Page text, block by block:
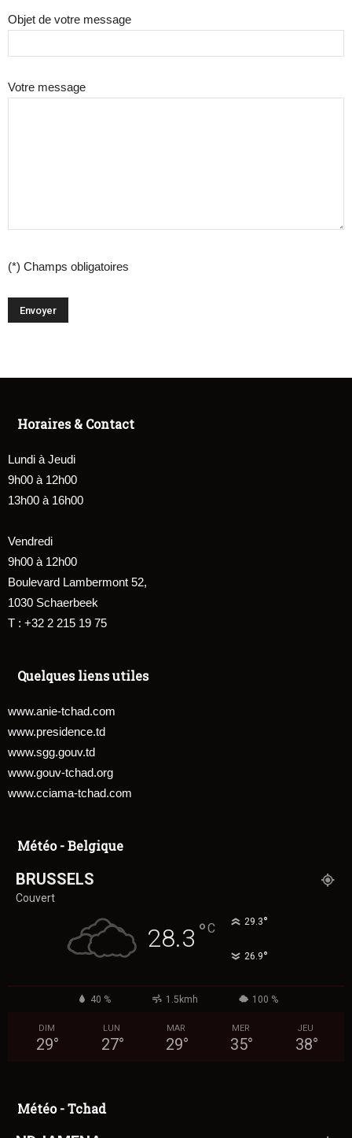
Objet de votre message
Votre message
(*) Champs obligatoires
Horaires & Contact
Lundi à Jeudi
9h00 à 12h00
13h00 à 16h00
Vendredi
9h00 à 12h00
Boulevard Lambermont 52,
1030 Schaerbeek
T : +32 2 215 19 75
Quelques liens utiles
www.anie-tchad.com
www.presidence.td
www.sgg.gouv.td
www.gouv-tchad.org
www.cciama-tchad.com
Météo - Belgique
BRUSSELS
Couvert
28.3 °C 29.3°
26.9°
40 % 1.5kmh 100 %
DIM
29°
LUN
27°
MAR
29°
MER
35°
JEU
38°
Météo - Tchad